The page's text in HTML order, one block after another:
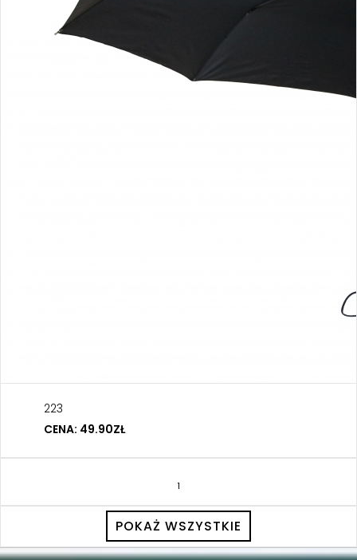
223
CENA: 49.90ZŁ
1
POKAŻ WSZYSTKIE